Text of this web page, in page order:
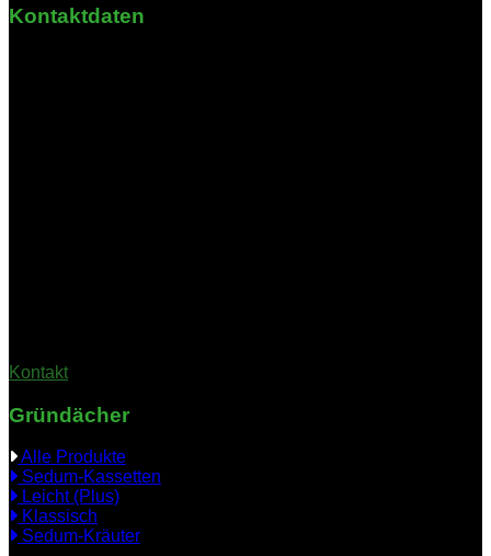
Kontaktdaten
Kontakt
Gründächer
Alle Produkte
Sedum-Kassetten
Leicht (Plus)
Klassisch
Sedum-Kräuter